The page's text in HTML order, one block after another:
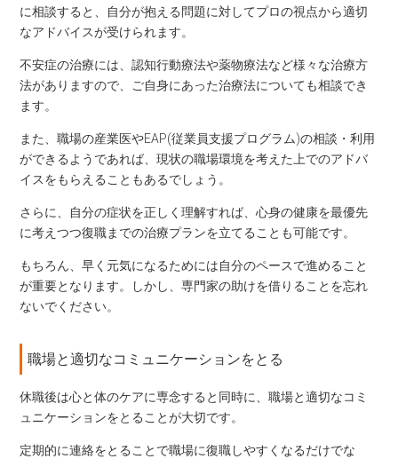
に相談すると、自分が抱える問題に対してプロの視点から適切
なアドバイスが受けられます。
不安症の治療には、認知行動療法や薬物療法など様々な治療方
法がありますので、ご自身にあった治療法についても相談でき
ます。
また、職場の産業医やEAP(従業員支援プログラム)の相談・利用
ができるようであれば、現状の職場環境を考えた上でのアドバ
イスをもらえることもあるでしょう。
さらに、自分の症状を正しく理解すれば、心身の健康を最優先
に考えつつ復職までの治療プランを立てることも可能です。
もちろん、早く元気になるためには自分のペースで進めること
が重要となります。しかし、専門家の助けを借りることを忘れ
ないでください。
職場と適切なコミュニケーションをとる
休職後は心と体のケアに専念すると同時に、職場と適切なコミ
ュニケーションをとることが大切です。
定期的に連絡をとることで職場に復職しやすくなるだけでな